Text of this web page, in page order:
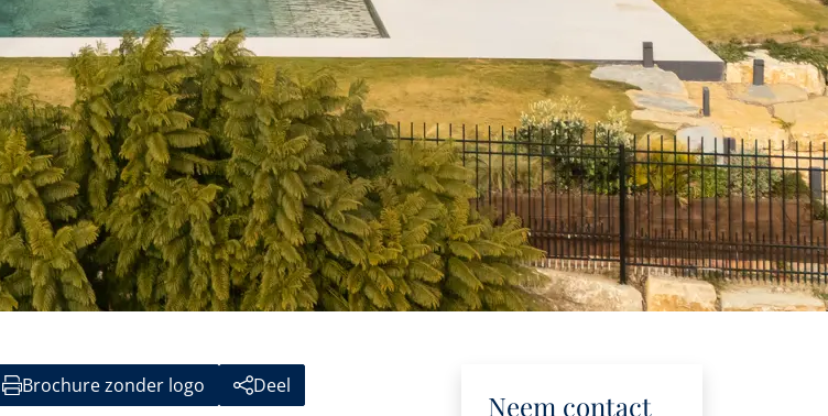
Brochure zonder logo Deel
Neem contact